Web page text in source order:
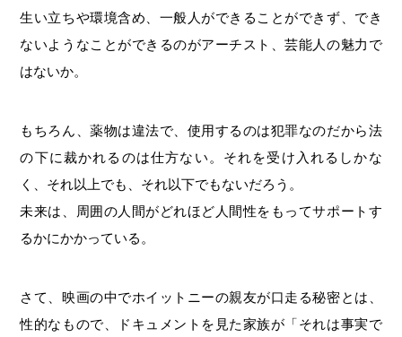
生い立ちや環境含め、一般人ができることができず、でき
ないようなことができるのがアーチスト、芸能人の魅力で
はないか。
もちろん、薬物は違法で、使用するのは犯罪なのだから法
の下に裁かれるのは仕方ない。それを受け入れるしかな
く、それ以上でも、それ以下でもないだろう。
未来は、周囲の人間がどれほど人間性をもってサポートす
るかにかかっている。
さて、映画の中でホイットニーの親友が口走る秘密とは、
性的なもので、ドキュメントを見た家族が「それは事実で